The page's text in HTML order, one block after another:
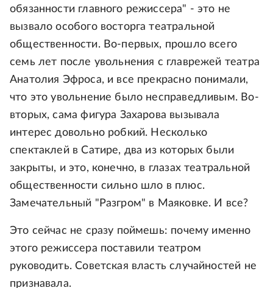
обязанности главного режиссера" - это не
вызвало особого восторга театральной
общественности. Во-первых, прошло всего
семь лет после увольнения с главрежей театра
Анатолия Эфроса, и все прекрасно понимали,
что это увольнение было несправедливым. Во-
вторых, сама фигура Захарова вызывала
интерес довольно робкий. Несколько
спектаклей в Сатире, два из которых были
закрыты, и это, конечно, в глазах театральной
общественности сильно шло в плюс.
Замечательный "Разгром" в Маяковке. И все?
Это сейчас не сразу поймешь: почему именно
этого режиссера поставили театром
руководить. Советская власть случайностей не
признавала.